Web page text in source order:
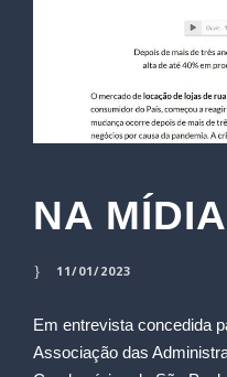
NA
11/01/2023
Em entrevista concedida
Associação das